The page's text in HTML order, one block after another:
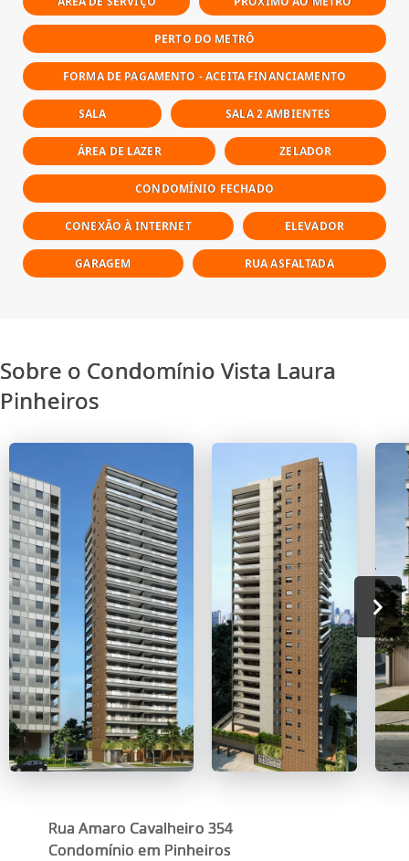
PERTO DO METRÔ
FORMA DE PAGAMENTO - ACEITA FINANCIAMENTO
SALA SALA 2 AMBIENTES
ÁREA DE LAZER ZELADOR
CONDOMÍNIO FECHADO
CONEXÃO À INTERNET ELEVADOR
GARAGEM RUA ASFALTADA
Sobre o Condomínio Vista Laura
Pinheiros
Rua Amaro Cavalheiro 354
Condomínio em Pinheiros